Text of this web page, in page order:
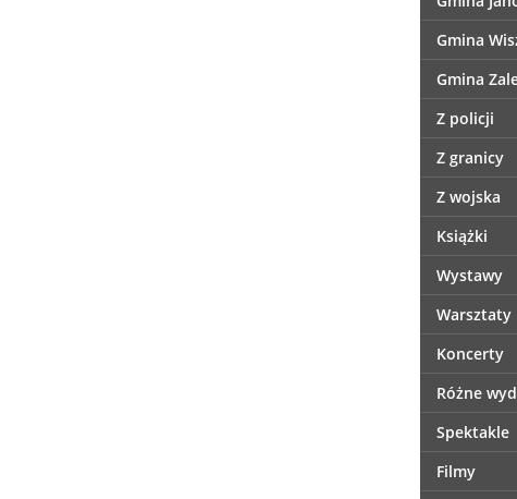
Gmina
Gmina
Z policji
Z granicy
Z wojska
Książki
Wystawy
Warsztaty
Koncerty
Różne
Spektakle
Filmy